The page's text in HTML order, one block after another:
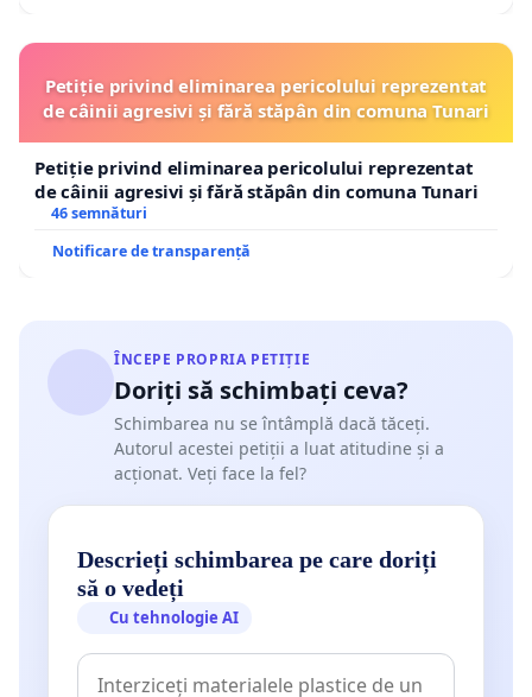
Petiție privind eliminarea pericolului reprezentat
de câinii agresivi și fără stăpân din comuna Tunari
Petiție privind eliminarea pericolului reprezentat
de câinii agresivi și fără stăpân din comuna Tunari
46 semnături
Notificare de transparență
ÎNCEPE PROPRIA PETIȚIE
Doriți să schimbați ceva?
Schimbarea nu se întâmplă dacă tăceți.
Autorul acestei petiții a luat atitudine și a
acționat. Veți face la fel?
Descrieți schimbarea pe care doriți
să o vedeți
Cu tehnologie AI